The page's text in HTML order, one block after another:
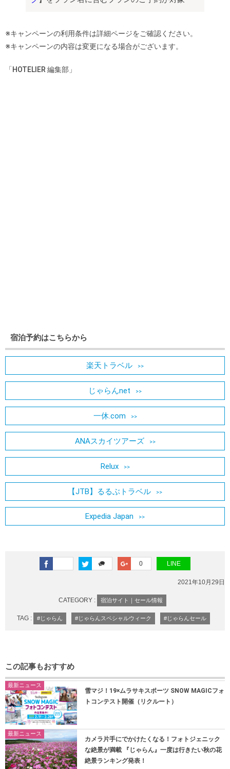
※キャンペーンの利用条件は詳細ページをご確認ください。
※キャンペーンの内容は変更になる場合がございます。
「HOTELIER 編集部」
宿泊予約はこちらから
楽天トラベル
じゃらんnet
一休.com
ANAスカイツアーズ
Relux
【JTB】るるぶトラベル
Expedia Japan
0 LINE
2021年10月29日
CATEGORY : 宿泊サイト｜セール情報
TAG : #じゃらん #じゃらんスペシャルウィーク #じゃらんセール
この記事もおすすめ
最新ニュース
雪マジ！19×ムラサキスポーツ SNOW MAGICフォ
トコンテスト開催（リクルート）
最新ニュース
カメラ片手にでかけたくなる！フォトジェニック
な絶景が満載 『じゃらん』一度は行きたい秋の花
絶景ランキング発表！